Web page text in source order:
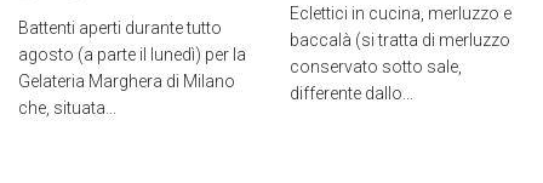
Battenti aperti durante tutto
agosto (a parte il lunedì) per la
Gelateria Marghera di Milano
che, situata...
Eclettici in cucina, merluzzo e
baccalà (si tratta di merluzzo
conservato sotto sale,
differente dallo...